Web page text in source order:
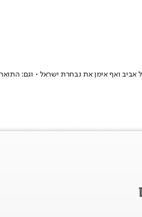
ואף אימן את נבחרת ישראל • וגם: התואר